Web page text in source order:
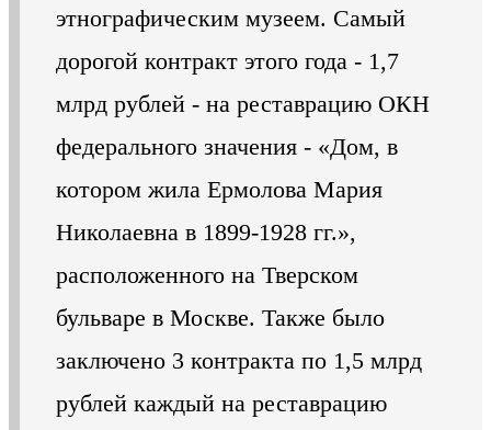
этнографическим музеем. Самый
дорогой контракт этого года - 1,7
млрд рублей - на реставрацию ОКН
федерального значения - «Дом, в
котором жила Ермолова Мария
Николаевна в 1899-1928 гг.»,
расположенного на Тверском
бульваре в Москве. Также было
заключено 3 контракта по 1,5 млрд
рублей каждый на реставрацию